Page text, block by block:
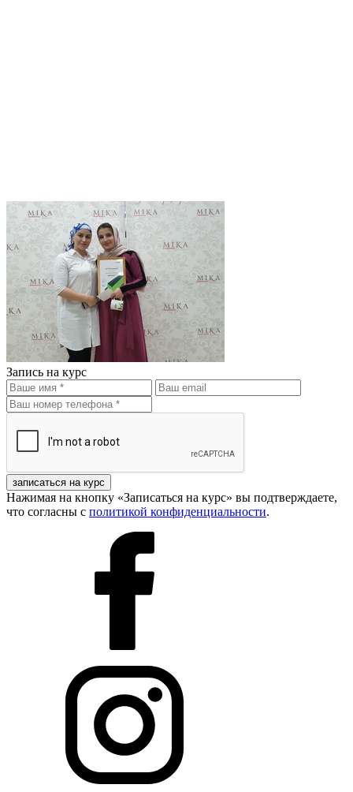
Запись на курс
записаться на курс
Нажимая на кнопку «Записаться на курс» вы подтверждаете,
что согласны с политикой конфиденциальности.